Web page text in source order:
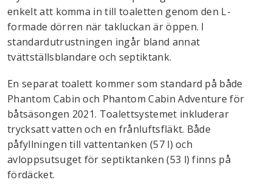
enkelt att komma in till toaletten genom den L-
formade dörren när takluckan är öppen. I
standardutrustningen ingår bland annat
tvättställsblandare och septiktank.
En separat toalett kommer som standard på både
Phantom Cabin och Phantom Cabin Adventure för
båtsäsongen 2021. Toalettsystemet inkluderar
trycksatt vatten och en frånluftsfläkt. Både
påfyllningen till vattentanken (57 l) och
avloppsutsuget för septiktanken (53 l) finns på
fördäcket.